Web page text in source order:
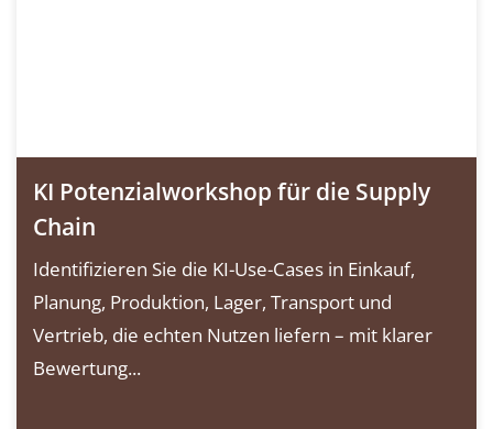
KI Potenzialworkshop für die Supply
Chain
Identifizieren Sie die KI-Use-Cases in Einkauf,
Planung, Produktion, Lager, Transport und
Vertrieb, die echten Nutzen liefern – mit klarer
Bewertung...